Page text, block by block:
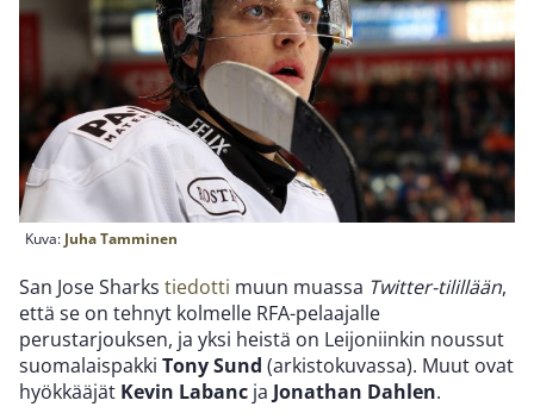
Kuva: Juha Tamminen
San Jose Sharks tiedotti muun muassa Twitter-tilillään,
että se on tehnyt kolmelle RFA-pelaajalle
perustarjouksen, ja yksi heistä on Leijoniinkin noussut
suomalaispakki Tony Sund (arkistokuvassa). Muut ovat
hyökkääjät Kevin Labanc ja Jonathan Dahlen.